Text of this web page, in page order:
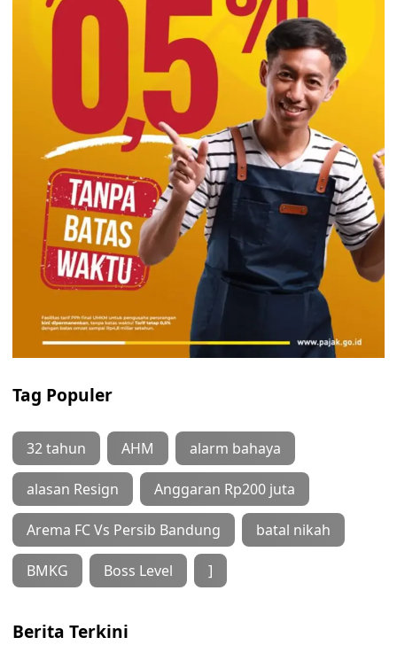
Tag Populer
32 tahun AHM alarm bahaya
alasan Resign Anggaran Rp200 juta
Arema FC Vs Persib Bandung batal nikah
BMKG Boss Level ]
Berita Terkini